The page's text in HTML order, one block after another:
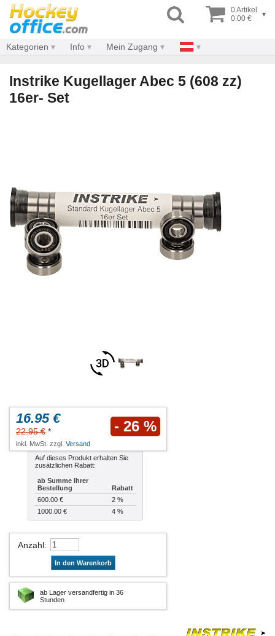
0 Artikel
0.00 €
▾
Kategorien Info Mein Zugang
Instrike Kugellager Abec 5 (608 zz)
16er- Set
16.95 €
22.95 € * - 26 %
inkl. MwSt. zzgl. Versand
Auf dieses Produkt erhalten Sie
zusätzlichen Rabatt:
ab Summe Ihrer
Bestellung
Rabatt
600.00 €
2 %
1000.00 €
4 %
Anzahl:
In den Warenkorb
ab Lager versandfertig in 36
Stunden